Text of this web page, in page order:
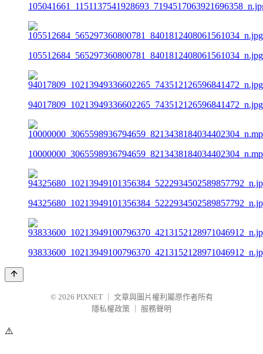
105512684_565297360800781_8401812408061561034_n.jpg
94017809_10213949336602265_743512126596841472_n.jpg
© 2026 PIXNET
文章與圖片權利屬原作者所有
隱私權政策
服務聲明
⚠️